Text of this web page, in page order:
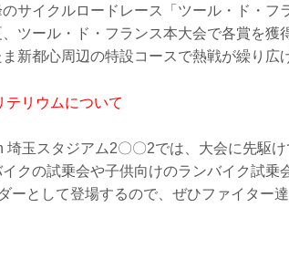
サイクルロードレース「ツール・ド・フ
ツール・ド・フランス本大会で各賞を獲
新都心周辺の特設コースで熱戦が繰り広
リウムについて
玉スタジアム2〇〇2では、大会に先駆
クの試乗会や子供向けのランバイク試乗
として登場するので、ぜひファイター達